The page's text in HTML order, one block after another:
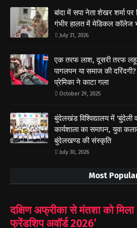
बांदा में सपा नेता शेखर शर्मा
गंभीर हालत में मेडिकल कॉलेज
July 31, 2026
एक तरफ लाश, दूसरी तरफ
पागलपन या समाज की
प्रेमिका ने काटा गला
October 29, 2025
बुंदेलखंड विश्विद्यालय में 'बुंदेली
कार्यशाला का समापन, युवा
बुंदेलखण्ड की संस्कृति
July 30, 2026
Most
दक्षिण अफ्रीका से मंतशा को
फ्रेंडशिप अवॉर्ड 2026’